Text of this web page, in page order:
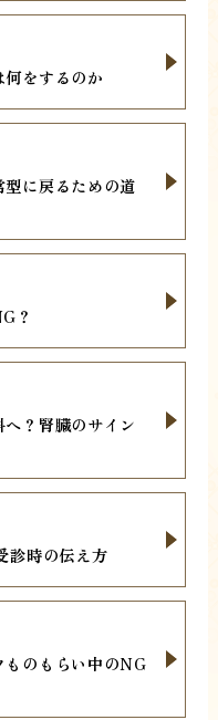
をするのか
に戻るための道
？
？腎臓のサイン
診時の伝え方
ものもらい中のNG